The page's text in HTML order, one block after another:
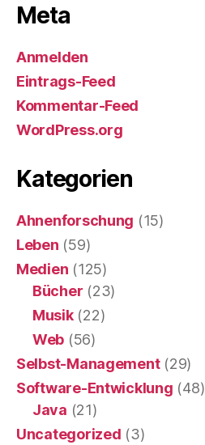
Meta
Anmelden
Eintrags-Feed
Kommentar-Feed
WordPress.org
Kategorien
Ahnenforschung (15)
Leben (59)
Medien (125)
Bücher (23)
Musik(22)
Web (56)
Selbst-Management(29)
Software-Entwicklung (48)
Java (21)
Uncategorized (3)